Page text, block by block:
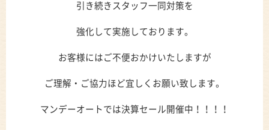
引き続きスタッフ一同対策を
強化して実施しております。
お客様にはご不便おかけいたしますが
ご理解・ご協力ほど宜しくお願い致します。
マンデーオートでは決算セール開催中！！！！